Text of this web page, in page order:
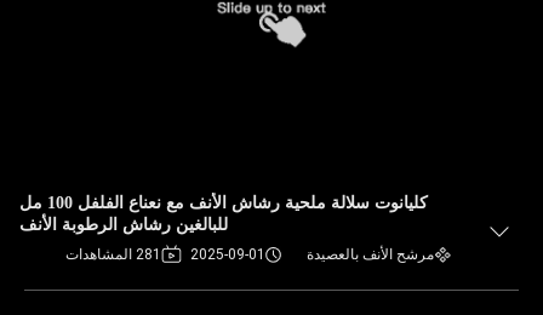
كليانوت سلالة ملحية رشاش الأنف مع نعناع الفلفل 100 مل
للبالغين رشاش الرطوبة الأنف
مرشح الأنف بالعصيدة 2025-09-01 281 المشاهدات